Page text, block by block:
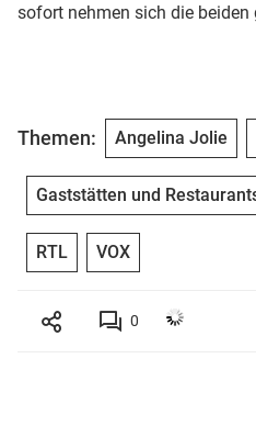
sofort nehmen sich die beiden
Themen: Angelina Jolie
Gaststätten und
RTL VOX
0